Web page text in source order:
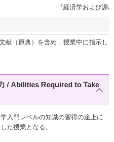
『経済学および課
献（原典）を含め，授業中に指示し
/ Abilities Required to Take
入門レベルの知識の習得の途上に
た授業となる。